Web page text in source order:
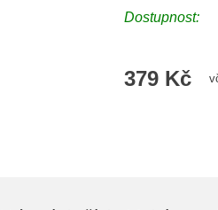
Dostupnost:
379 Kč